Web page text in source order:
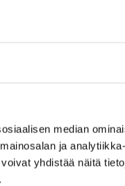
median
ja
yhdistää näitä
Espanjan